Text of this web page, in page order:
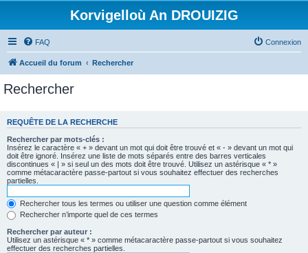
Korvigelloù An DROUIZIG
FAQ Connexion
Accueil du forum Rechercher
Rechercher
REQUÊTE DE LA RECHERCHE
Rechercher par mots-clés :
Insérez le caractère « + » devant un mot qui doit être trouvé et « - » devant un mot qui
doit être ignoré. Insérez une liste de mots séparés entre des barres verticales
discontinues « | » si seul un des mots doit être trouvé. Utilisez un astérisque « * »
comme métacaractère passe-partout si vous souhaitez effectuer des recherches
partielles.
Rechercher tous les termes ou utiliser une question comme élément
Rechercher n’importe quel de ces termes
Rechercher par auteur :
Utilisez un astérisque « * » comme métacaractère passe-partout si vous souhaitez
effectuer des recherches partielles.